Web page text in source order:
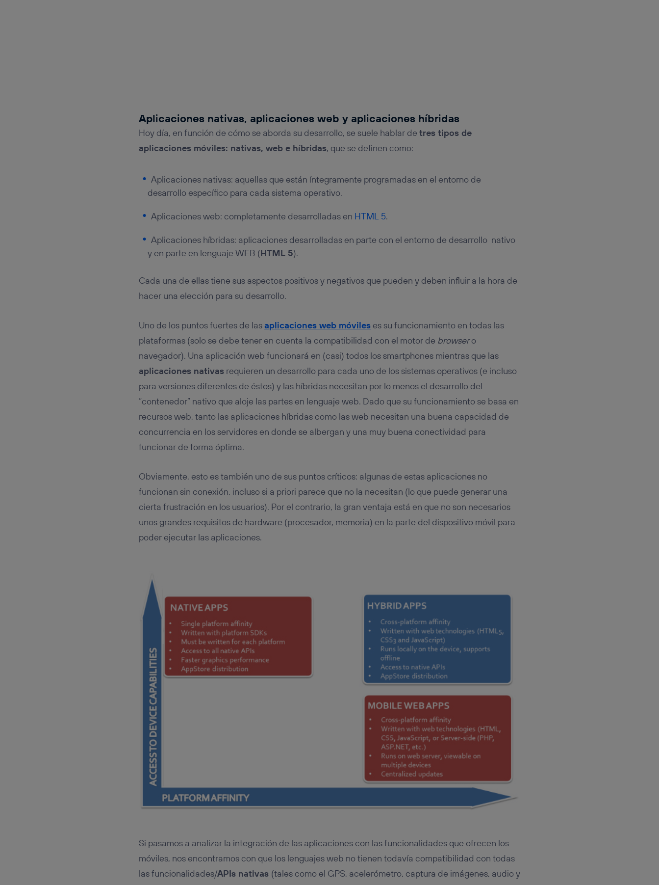
Aplicaciones nativas, aplicaciones web y aplicaciones híbridas
Hoy día, en función de cómo se aborda su desarrollo, se suele hablar de tres tipos de
aplicaciones móviles: nativas, web e híbridas, que se definen como:
Aplicaciones nativas: aquellas que están íntegramente programadas en el entorno de
desarrollo específico para cada sistema operativo.
Aplicaciones web: completamente desarrolladas en HTML 5.
Aplicaciones híbridas: aplicaciones desarrolladas en parte con el entorno de desarrollo nativo
y en parte en lenguaje WEB (HTML 5).
Cada una de ellas tiene sus aspectos positivos y negativos que pueden y deben influir a la hora de
hacer una elección para su desarrollo.
Uno de los puntos fuertes de lasaplicaciones web móvileses su funcionamiento en todas las
plataformas (solo se debe tener en cuenta la compatibilidad con el motor de browsero
navegador). Una aplicación web funcionará en (casi) todos los smartphones mientras que las
aplicaciones nativasrequieren un desarrollo para cada uno de los sistemas operativos (e incluso
para versiones diferentes de éstos) y las híbridas necesitan por lo menos el desarrollo del
“contenedor” nativo que aloje las partes en lenguaje web. Dado que su funcionamiento se basa en
recursos web, tanto las aplicaciones híbridas como las web necesitan una buena capacidad de
concurrencia en los servidores en donde se albergan y una muy buena conectividad para
funcionar de forma óptima.
Obviamente, esto es también uno de sus puntos críticos: algunas de estas aplicaciones no
funcionan sin conexión, incluso si a priori parece que no la necesitan (lo que puede generar una
cierta frustración en los usuarios). Por el contrario, la gran ventaja está en que no son necesarios
unos grandes requisitos de hardware (procesador, memoria) en la parte del dispositivo móvil para
poder ejecutar las aplicaciones.
Si pasamos a analizar la integración de las aplicaciones con las funcionalidades que ofrecen los
móviles, nos encontramos con que los lenguajes web no tienen todavía compatibilidad con todas
las funcionalidades/APIs nativas (tales como el GPS, acelerómetro, captura de imágenes, audio y